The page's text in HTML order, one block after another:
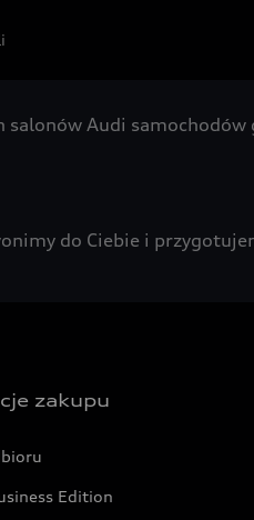
salonów Audi
do Ciebie i
zakupu
Edition